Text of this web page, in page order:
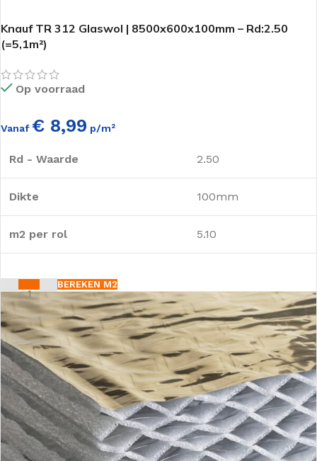
Knauf TR 312 Glaswol | 8500x600x100mm – Rd:2.50
(=5,1m²)
Op voorraad
Vanaf € 8,99 p/m²
Rd - Waarde 2.50
Dikte 100mm
m2 per rol 5.10
BEREKEN M2